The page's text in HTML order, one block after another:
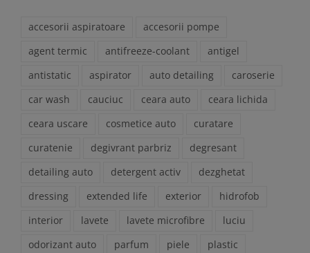
accesorii aspiratoare
accesorii pompe
agent termic
antifreeze-coolant
antigel
antistatic
aspirator auto detailing
caroserie
car wash
cauciuc ceara auto
ceara lichida
ceara uscare
cosmetice auto
curatare
curatenie
degivrant parbriz
degresant
detailing auto
detergent activ
dezghetat
dressing
extended life exterior
hidrofob
interior
lavete lavete microfibre
luciu
odorizant auto
parfum piele plastic